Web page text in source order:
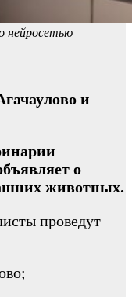
нейросетью
и
о
животных.
проведут